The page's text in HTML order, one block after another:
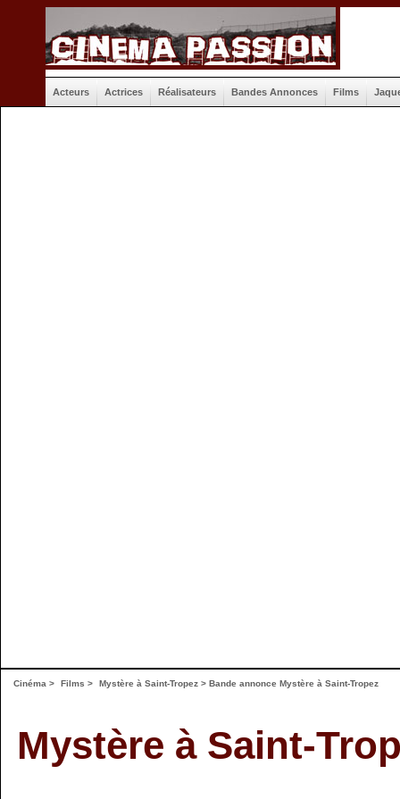
Acteurs Actrices Réalisateurs Bandes Annonces Films
Cinéma > Films > Mystère à Saint-Tropez > Bande annonce Mystère à Saint-Tropez
Mystère à Saint-